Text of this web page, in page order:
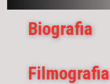
Biografia
Filmografia